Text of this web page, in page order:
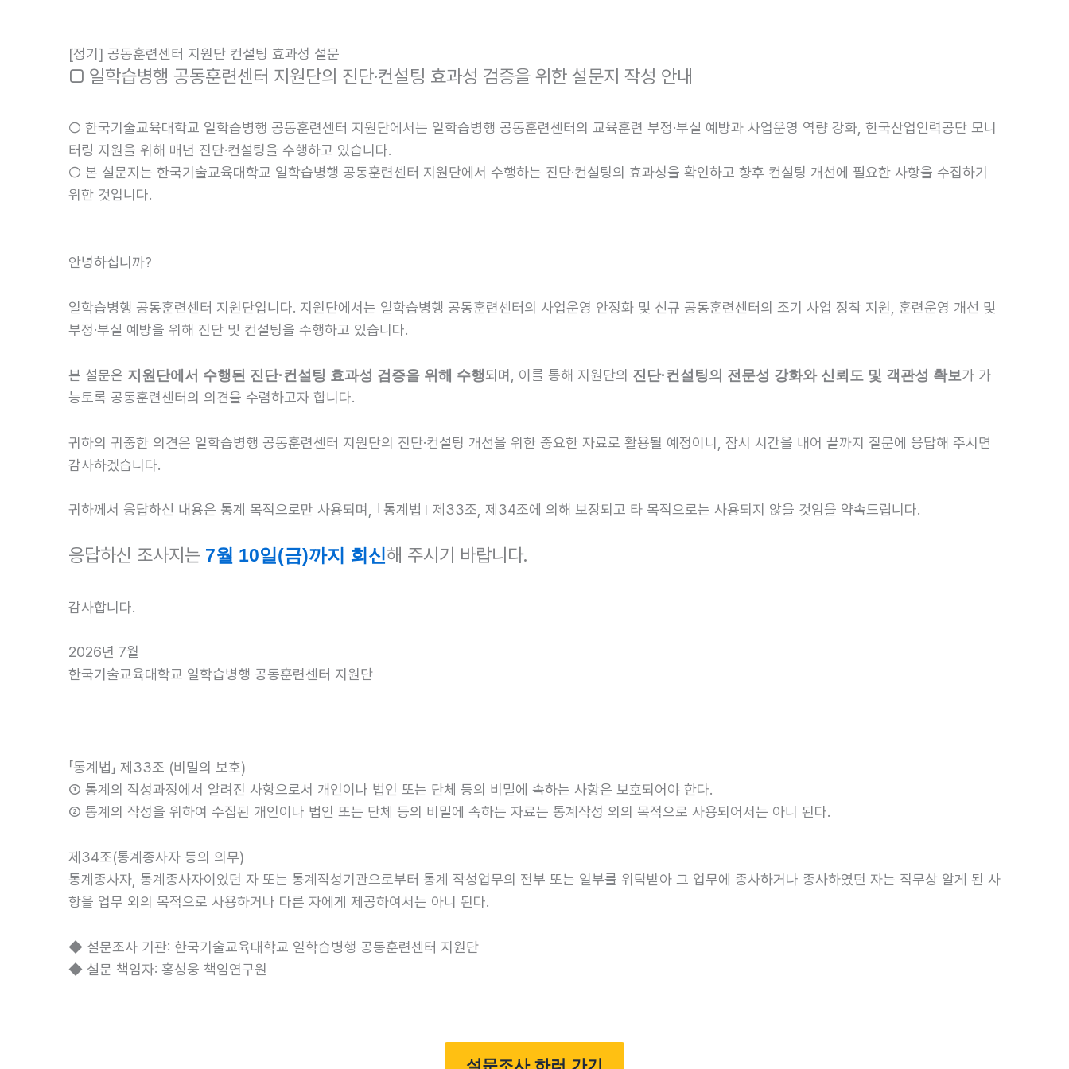
[정기] 공동훈련센터 지원단 컨설팅 효과성 설문
□ 일학습병행 공동훈련센터 지원단의 진단·컨설팅 효과성 검증을 위한 설문지 작성 안내
○ 한국기술교육대학교 일학습병행 공동훈련센터 지원단에서는 일학습병행 공동훈련센터의 교육훈련 부정·부실 예방과 사업운영 역량 강화, 한국산업인력공단 모니
터링 지원을 위해 매년 진단·컨설팅을 수행하고 있습니다.
○ 본 설문지는 한국기술교육대학교 일학습병행 공동훈련센터 지원단에서 수행하는 진단·컨설팅의 효과성을 확인하고 향후 컨설팅 개선에 필요한 사항을 수집하기
위한 것입니다.
안녕하십니까?
일학습병행 공동훈련센터 지원단입니다. 지원단에서는 일학습병행 공동훈련센터의 사업운영 안정화 및 신규 공동훈련센터의 조기 사업 정착 지원, 훈련운영 개선 및
부정·부실 예방을 위해 진단 및 컨설팅을 수행하고 있습니다.
본 설문은 지원단에서 수행된 진단·컨설팅 효과성 검증을 위해 수행되며, 이를 통해 지원단의 진단·컨설팅의 전문성 강화와 신뢰도 및 객관성 확보가 가
능토록 공동훈련센터의 의견을 수렴하고자 합니다.
귀하의 귀중한 의견은 일학습병행 공동훈련센터 지원단의 진단·컨설팅 개선을 위한 중요한 자료로 활용될 예정이니, 잠시 시간을 내어 끝까지 질문에 응답해 주시면
감사하겠습니다.
귀하께서 응답하신 내용은 통계 목적으로만 사용되며, ｢통계법｣ 제33조, 제34조에 의해 보장되고 타 목적으로는 사용되지 않을 것임을 약속드립니다.
응답하신 조사지는 7월 10일(금)까지 회신해 주시기 바랍니다.
감사합니다.
2026년 7월
한국기술교육대학교 일학습병행 공동훈련센터 지원단
「통계법」 제33조 (비밀의 보호)
① 통계의 작성과정에서 알려진 사항으로서 개인이나 법인 또는 단체 등의 비밀에 속하는 사항은 보호되어야 한다.
② 통계의 작성을 위하여 수집된 개인이나 법인 또는 단체 등의 비밀에 속하는 자료는 통계작성 외의 목적으로 사용되어서는 아니 된다.
제34조(통계종사자 등의 의무)
통계종사자, 통계종사자이었던 자 또는 통계작성기관으로부터 통계 작성업무의 전부 또는 일부를 위탁받아 그 업무에 종사하거나 종사하였던 자는 직무상 알게 된 사
항을 업무 외의 목적으로 사용하거나 다른 자에게 제공하여서는 아니 된다.
◆ 설문조사 기관: 한국기술교육대학교 일학습병행 공동훈련센터 지원단
◆ 설문 책임자: 홍성웅 책임연구원
설문조사 하러 가기